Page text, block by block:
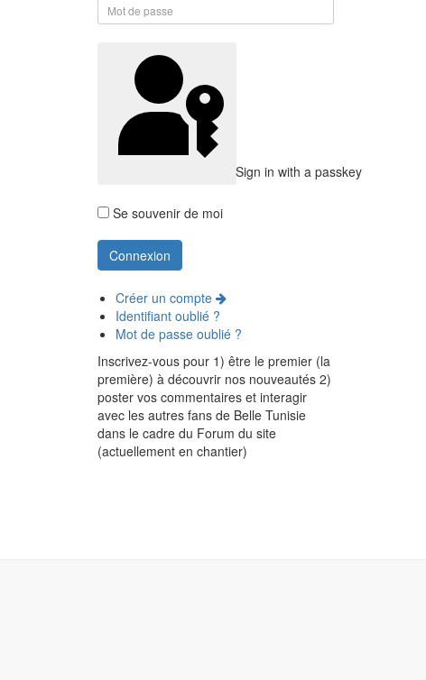
Sign in with a passkey
Se souvenir de moi
Créer un compte
Identifiant oublié ?
Mot de passe oublié ?
Inscrivez-vous pour 1) être le premier (la
première) à découvrir nos nouveautés 2)
poster vos commentaires et interagir
avec les autres fans de Belle Tunisie
dans le cadre du Forum du site
(actuellement en chantier)